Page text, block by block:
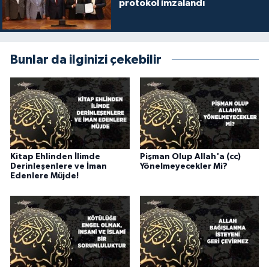
protokol imzalandı
Bunlar da ilginizi çekebilir
Kitap Ehlinden İlimde
Derinleşenlere ve İman
Edenlere Müjde!
Pişman Olup Allah'a (cc)
Yönelmeyecekler Mi?
Gümüşhane Müftülüğü
Iğdır Müftülüğü
Isparta Müftülüğü
İstanbul Müftülüğü
İzmir Müftülüğü
Kahramanmaraş Müftülüğü
Karabük Müftülüğü